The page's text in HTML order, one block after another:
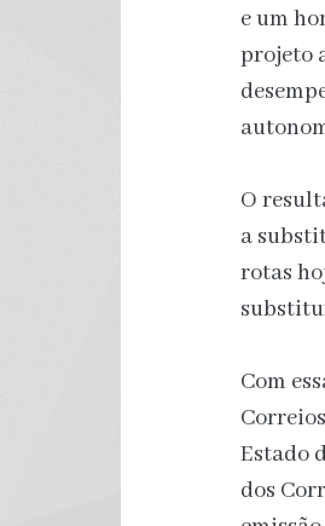
e um
projeto
O
a
rotas
Com
Estado
dos